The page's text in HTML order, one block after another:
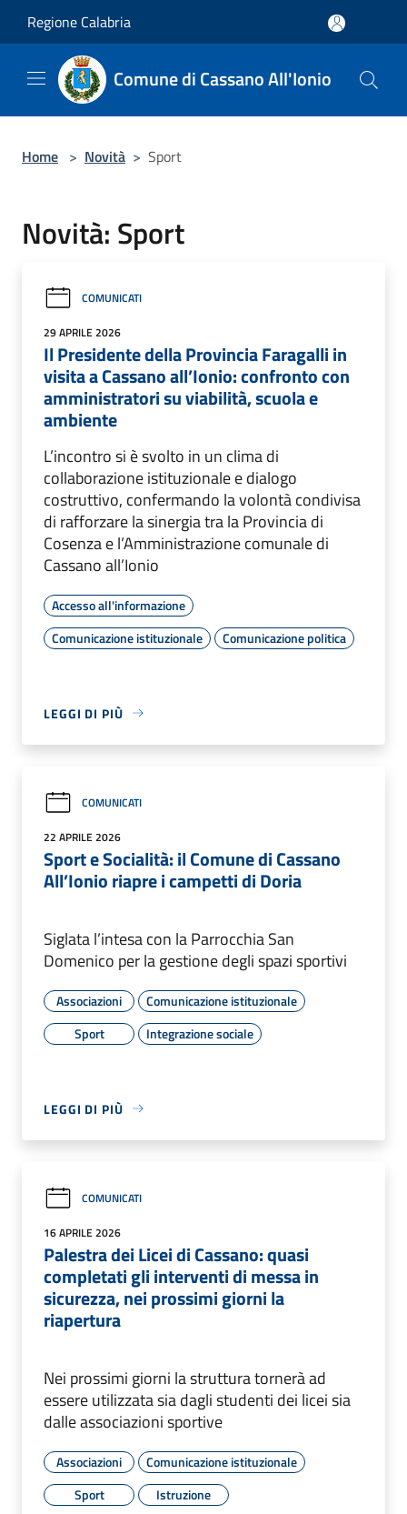
Regione Calabria
Comune di Cassano All'Ionio
Home > Novità > Sport
Novità: Sport
COMUNICATI
29 APRILE 2026
Il Presidente della Provincia Faragalli in
visita a Cassano all’Ionio: confronto con
amministratori su viabilità, scuola e
ambiente
L’incontro si è svolto in un clima di
collaborazione istituzionale e dialogo
costruttivo, confermando la volontà condivisa
di rafforzare la sinergia tra la Provincia di
Cosenza e l’Amministrazione comunale di
Cassano all’Ionio
Accesso all'informazione
Comunicazione istituzionale
Comunicazione politica
LEGGI DI PIÙ
COMUNICATI
22 APRILE 2026
Sport e Socialità: il Comune di Cassano
All’Ionio riapre i campetti di Doria
Siglata l’intesa con la Parrocchia San
Domenico per la gestione degli spazi sportivi
Associazioni
Comunicazione istituzionale
Sport
Integrazione sociale
LEGGI DI PIÙ
COMUNICATI
16 APRILE 2026
Palestra dei Licei di Cassano: quasi
completati gli interventi di messa in
sicurezza, nei prossimi giorni la
riapertura
Nei prossimi giorni la struttura tornerà ad
essere utilizzata sia dagli studenti dei licei sia
dalle associazioni sportive
Associazioni
Comunicazione istituzionale
Sport
Istruzione